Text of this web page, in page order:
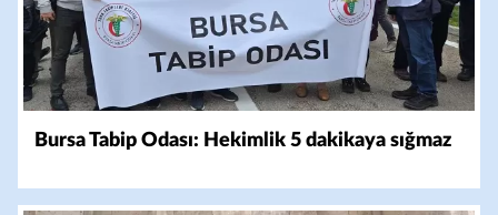
Bursa Tabip Odası: Hekimlik 5 dakikaya sığmaz